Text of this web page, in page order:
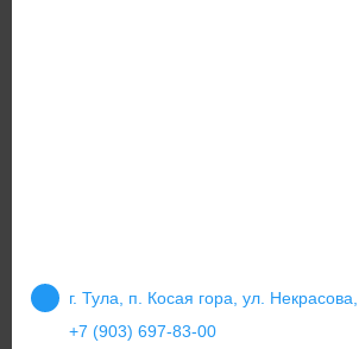
г. Тула, п. Косая гора, ул.
+7 (903) 697-83-00